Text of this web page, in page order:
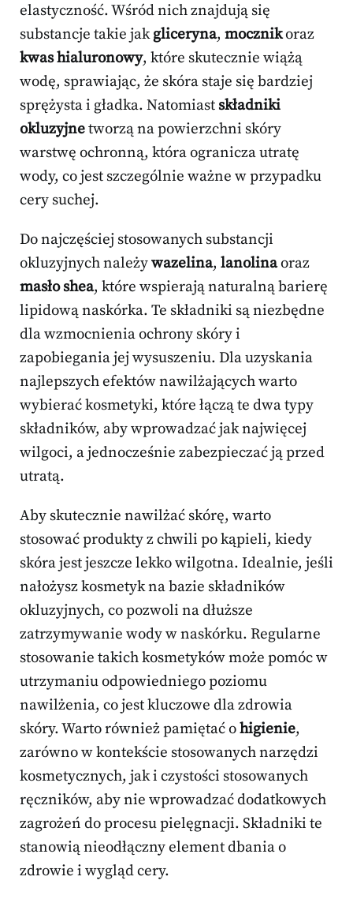
elastyczność. Wśród nich znajdują się
substancje takie jakgliceryna, mocznikoraz
kwas hialuronowy, które skutecznie wiążą
wodę, sprawiając, że skóra staje się bardziej
sprężysta i gładka. Natomiast składniki
okluzyjnetworzą na powierzchni skóry
warstwę ochronną, która ogranicza utratę
wody, co jest szczególnie ważne w przypadku
cery suchej.
Do najczęściej stosowanych substancji
okluzyjnych należywazelina, lanolinaoraz
masło shea, które wspierają naturalną barierę
lipidową naskórka. Te składniki są niezbędne
dla wzmocnienia ochrony skóry i
zapobiegania jej wysuszeniu. Dla uzyskania
najlepszych efektów nawilżających warto
wybierać kosmetyki, które łączą te dwa typy
składników, aby wprowadzać jak najwięcej
wilgoci, a jednocześnie zabezpieczać ją przed
utratą.
Aby skutecznie nawilżać skórę, warto
stosować produkty z chwili po kąpieli, kiedy
skóra jest jeszcze lekko wilgotna. Idealnie, jeśli
nałożysz kosmetyk na bazie składników
okluzyjnych, co pozwoli na dłuższe
zatrzymywanie wody w naskórku. Regularne
stosowanie takich kosmetyków może pomóc w
utrzymaniu odpowiedniego poziomu
nawilżenia, co jest kluczowe dla zdrowia
skóry. Warto również pamiętać ohigienie,
zarówno w kontekście stosowanych narzędzi
kosmetycznych, jak i czystości stosowanych
ręczników, aby nie wprowadzać dodatkowych
zagrożeń do procesu pielęgnacji. Składniki te
stanowią nieodłączny element dbania o
zdrowie i wygląd cery.